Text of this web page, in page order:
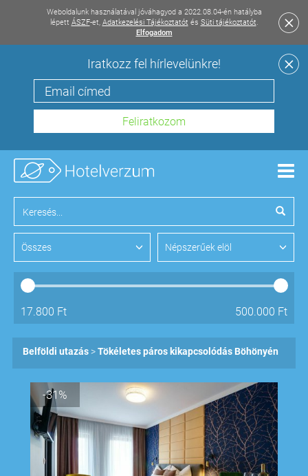
Weboldalunk használatával jóváhagyod a 2022.08.04-én hatályba
lépett ÁSZF-et, Adatkezelési Tájékoztatót és Süti tájékoztatót.
Elfogadom
Iratkozz fel hírlevelünkre!
Összes Népszerűek elöl
17.800 Ft 500.000 Ft
Belföldi utazás Tökéletes páros kikapcsolódás Böhönyén
-31%